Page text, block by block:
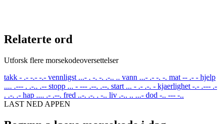
Relaterte ord
Utforsk flere morsekodeoversettelser
takk - .- -.- -.- vennligst ...- . -. -. .-.. .. vann ...- .- -. -. mat -- .- - hjelp
.... .--- . .-.. .-- stopp ... - --- .--. .--. start ... - .- .-. - kjaerlighet -.- .--- .-
. .-. .- hap .... .- .--. fred ..-. .-. . -.. liv .-.. .. ...- dod -.. --- -..
LAST NED APPEN